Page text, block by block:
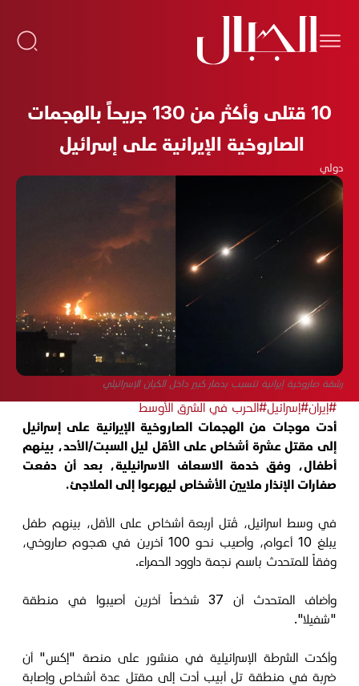
10 قتلى وأكثر من 130 جريحاً بالهجمات
الصاروخية الإيرانية على إسرائيل
دولي
رشقة صاروخية إيرانية تتسبب بدمار كبير داخل الكيان الإسرائيلي
#إيران#إسرائيل#الحرب في الشرق الأوسط
أدت موجات من الهجمات الصاروخية الإيرانية على إسرائيل
إلى مقتل عشرة أشخاص على الأقل ليل السبت/الأحد، بينهم
أطفال، وفق خدمة الاسعاف الاسرائيلية، بعد أن دفعت
صفارات الإنذار ملايين الأشخاص ليهرعوا إلى الملاجئ.
في وسط اسرائيل، قُتل أربعة أشخاص على الأقل، بينهم طفل
يبلغ 10 أعوام، وأصيب نحو 100 آخرين في هجوم صاروخي،
وفقاً للمتحدث باسم نجمة داوود الحمراء.
وأضاف المتحدث أن 37 شخصاً آخرين أصيبوا في منطقة
"شفيلا".
وأكدت الشرطة الإسرائيلية في منشور على منصة "إكس" أن
ضربة في منطقة تل أبيب أدت إلى مقتل عدة أشخاص وإصابة